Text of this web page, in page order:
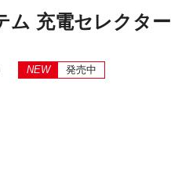
ム 充電セレクター
NEW 発売中